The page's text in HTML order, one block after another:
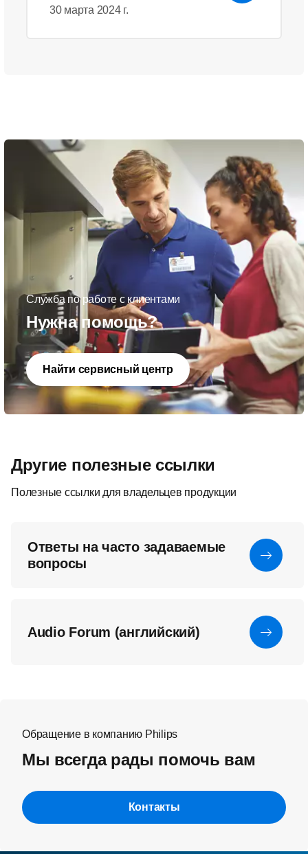
30 марта 2024 г.
Служба по работе с клиентами
Нужна помощь?
Найти сервисный центр
Другие полезные ссылки
Полезные ссылки для владельцев продукции
Ответы на часто задаваемые
вопросы
Audio Forum (английский)
Обращение в компанию Philips
Мы всегда рады помочь вам
Контакты